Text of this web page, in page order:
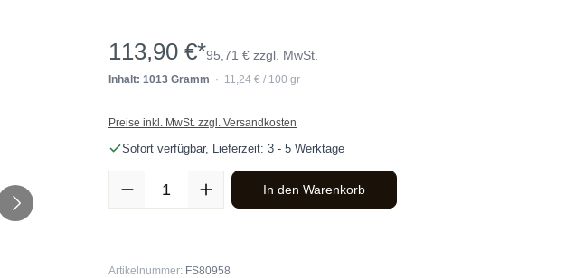
113,90 €*95,71 € zzgl. MwSt.
Inhalt: 1013 Gramm · 11,24 € / 100 gr
Preise inkl. MwSt. zzgl. Versandkosten
Sofort verfügbar, Lieferzeit: 3 - 5 Werktage
Produkt Anzahl: Gib den gewünschten Wert ein oder benutze die Schaltflächen
In den Warenkorb
Artikelnummer: FS80958